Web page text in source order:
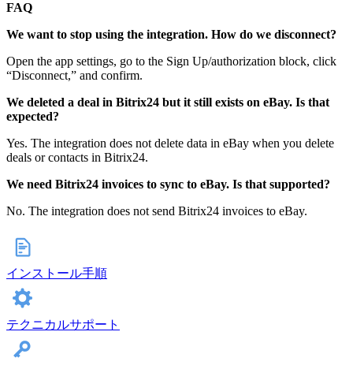
FAQ
We want to stop using the integration. How do we disconnect?
Open the app settings, go to the Sign Up/authorization block, click
“Disconnect,” and confirm.
We deleted a deal in Bitrix24 but it still exists on eBay. Is that
expected?
Yes. The integration does not delete data in eBay when you delete
deals or contacts in Bitrix24.
We need Bitrix24 invoices to sync to eBay. Is that supported?
No. The integration does not send Bitrix24 invoices to eBay.
インストール手順
テクニカルサポート